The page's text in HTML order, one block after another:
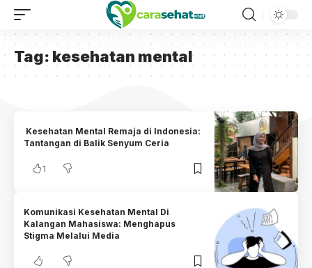
Tag: kesehatan mental
Kesehatan Mental Remaja di Indonesia:
Tantangan di Balik Senyum Ceria
1
Komunikasi Kesehatan Mental Di
Kalangan Mahasiswa: Menghapus
Stigma Melalui Media